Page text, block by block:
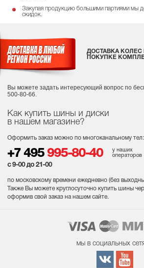
Закупая продукцию большими партиями мы
скидок.
Как купить шины и диски
в нашем магазине?
Оформить заказ можно по многоканальному тел:
+7 495 995-80-40
у наших
операторов
с 9-00 до 21-00
по московскому времени ежедневно (без
Также Вы можете круглосуточно купить шины
оформив свой заказ на нашем сайте.
ДОСТАВКА
ПОКУПКЕ
Вы можете задать интересующий вопрос по
500-80-66.
мы в социальных